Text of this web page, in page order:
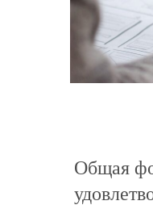
Общая